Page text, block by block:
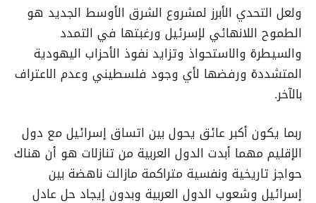
ولعل التحدي الأبرز لمشروع الشرق الأوسط الجديد هو
الطموح اللانهائي لإسرئيل ورغبتها في التمدد
والسيطرة والاستحواذ وتزايد نفوذ الأحزاب اليهودية
المتشددة ورفضها لأي وجود فلسطيني وعدم الاعتراف
بالآخر.
ربما يكون أكبر عائق يحول بين اتساق إسرائيل مع دول
الإقليم مهما أبدت الدول العربية من تنازلات هو أن هناك
حواجز تاريخية ونفسية متراكمة مازالت ناهضة بين
إسرائيل وشعوب الدول العربية وبدون إيجاد حل عادل